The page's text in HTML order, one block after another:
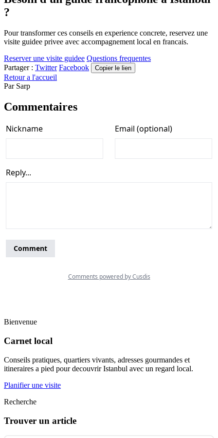
?
Pour transformer ces conseils en experience concrete, reservez une
visite guidee privee avec accompagnement local en francais.
Reserver une visite guidee Questions frequentes
Partager : Twitter Facebook Copier le lien
Retour a l'accueil
Par Sarp
Commentaires
Bienvenue
Carnet local
Conseils pratiques, quartiers vivants, adresses gourmandes et
itineraires a pied pour decouvrir Istanbul avec un regard local.
Planifier une visite
Recherche
Trouver un article